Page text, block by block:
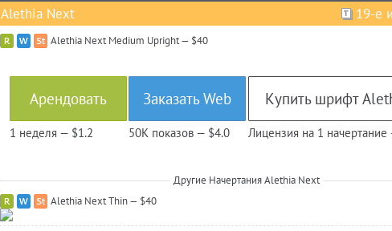
Alethia Next 19-е
Alethia Next Medium Upright — $40
Арендовать
1 неделя — $1.2
Заказать Web
50K показов — $4.0 Лицензия на 1 начертание
Другие Начертания Alethia Next
Alethia Next Thin — $40